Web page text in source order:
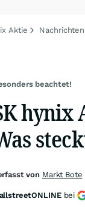
Aktie
beachtet!
hynix
von Markt Bote
bei